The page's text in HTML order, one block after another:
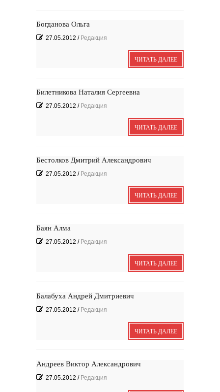
Богданова Ольга
27.05.2012 / Редакция
ЧИТАТЬ ДАЛЕЕ
Билетникова Наталия Сергеевна
27.05.2012 / Редакция
ЧИТАТЬ ДАЛЕЕ
Бестолков Дмитрий Александрович
27.05.2012 / Редакция
ЧИТАТЬ ДАЛЕЕ
Баян Алма
27.05.2012 / Редакция
ЧИТАТЬ ДАЛЕЕ
Балабуха Андрей Дмитриевич
27.05.2012 / Редакция
ЧИТАТЬ ДАЛЕЕ
Андреев Виктор Александрович
27.05.2012 / Редакция